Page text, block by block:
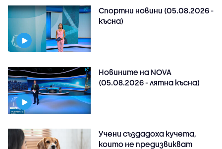
Спортни новини (05.08.2026 -
късна)
Новините на NOVA
(05.08.2026 - лятна късна)
Учени създадоха кучета,
които не предизвикват